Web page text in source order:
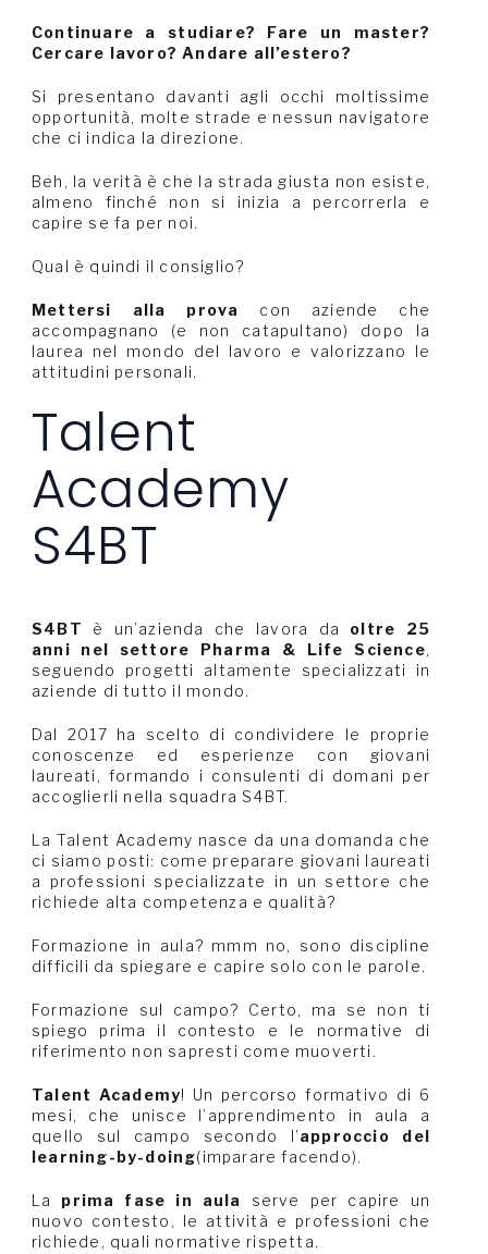
Continuare a studiare? Fare un master?
Cercare lavoro? Andare all’estero?
Si presentano davanti agli occhi moltissime
opportunità, molte strade e nessun navigatore
che ci indica la direzione.
Beh, la verità è che la strada giusta non esiste,
almeno finché non si inizia a percorrerla e
capire se fa per noi.
Qual è quindi il consiglio?
Mettersi alla prova
con aziende che
accompagnano (e non catapultano) dopo la
laurea nel mondo del lavoro e valorizzano le
attitudini personali.
Talent
Academy
S4BT
S4BT è un’azienda che lavora da
oltre 25
anni nel settore Pharma & Life Science,
seguendo progetti altamente specializzati in
aziende di tutto il mondo.
Dal 2017 ha scelto di condividere le proprie
conoscenze ed esperienze con giovani
laureati, formando i consulenti di domani per
accoglierli nella squadra S4BT.
La Talent Academy nasce da una domanda che
ci siamo posti: come preparare giovani laureati
a professioni specializzate in un settore che
richiede alta competenza e qualità?
Formazione in aula? mmm no, sono discipline
difficili da spiegare e capire solo con le parole.
Formazione sul campo? Certo, ma se non ti
spiego prima il contesto e le normative di
riferimento non sapresti come muoverti.
Talent Academy! Un percorso formativo di 6
mesi, che unisce l’apprendimento in aula a
quello sul campo secondo l’approccio del
learning-by-doing(imparare facendo).
La prima fase in aula
serve per capire un
nuovo contesto, le attività e professioni che
richiede, quali normative rispetta.